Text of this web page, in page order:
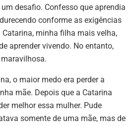
desafio. Confesso que aprendia
conforme as exigências
Catarina, minha filha mais velha,
aprender vivendo. No entanto,
o maior medo era perder a
mãe. Depois que a Catarina
melhor essa mulher. Pude
somente de uma mãe, mas de